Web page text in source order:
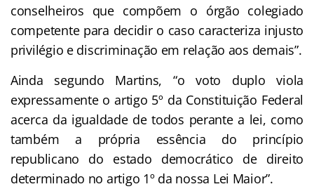
conselheiros que compõem o órgão colegiado
competente para decidir o caso caracteriza injusto
privilégio e discriminação em relação aos demais”.
Ainda segundo Martins, “o voto duplo viola
expressamente o artigo 5º da Constituição Federal
acerca da igualdade de todos perante a lei, como
também a própria essência do princípio
republicano do estado democrático de direito
determinado no artigo 1º da nossa Lei Maior”.